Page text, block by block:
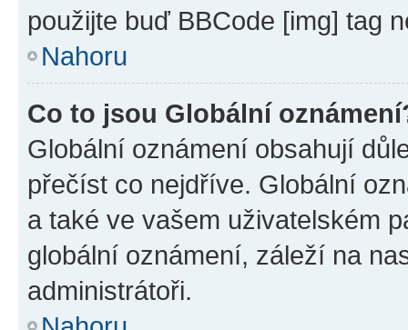
použijte buď BBCode [img] tag
Nahoru
Co to jsou Globální
Globální oznámení obsahují
přečíst co nejdříve. Globální
a také ve vašem uživatelském
globální oznámení, záleží na
administrátoři.